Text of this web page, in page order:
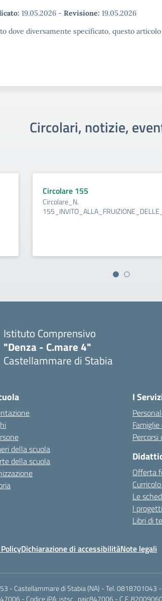
19.05.2026 - Revisione: 19.05.2026
dove diversamente specificato, questo
Circolari, notizie,
Circolare 155
Circolare_N.
Istituto Comprensivo
"Denza - C.mare 4"
Castellammare di Stabia
della scuola
della scuola
I
Percorsi
Offerta
Le
I
Libri di
Dichiarazione di accessibilitàNote legali
- Castellammare di Stabia (NA) - Tel.
- Codice iPA: istsc_naic847006 - C.F.